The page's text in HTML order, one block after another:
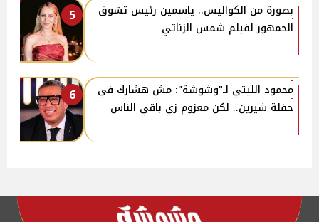
5
بصورة من الكواليس.. ياسمين رئيس تشوق
الجمهور لفيلم شمس الزناتي
6
محمود الليثي لـ"وشوشة": مش هشارك في
حفلة شيرين.. لكن معزوم زي باقي الناس